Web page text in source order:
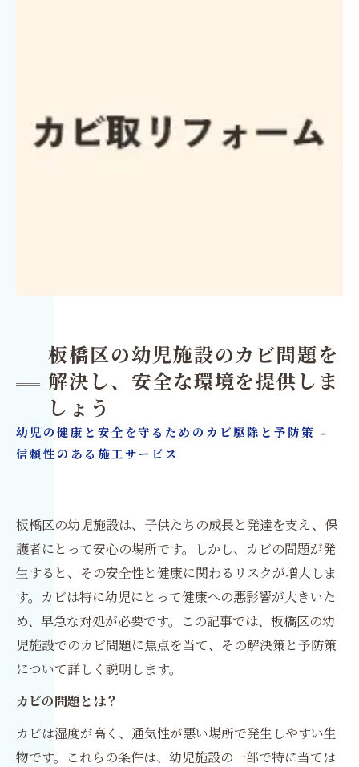
板橋区の幼児施設のカビ問題を
解決し、安全な環境を提供しま
しょう
幼児の健康と安全を守るためのカビ駆除と予防策 -
信頼性のある施工サービス
板橋区の幼児施設は、子供たちの成長と発達を支え、保
護者にとって安心の場所です。しかし、カビの問題が発
生すると、その安全性と健康に関わるリスクが増大しま
す。カビは特に幼児にとって健康への悪影響が大きいた
め、早急な対処が必要です。この記事では、板橋区の幼
児施設でのカビ問題に焦点を当て、その解決策と予防策
について詳しく説明します。
カビの問題とは？
カビは湿度が高く、通気性が悪い場所で発生しやすい生
物です。これらの条件は、幼児施設の一部で特に当ては